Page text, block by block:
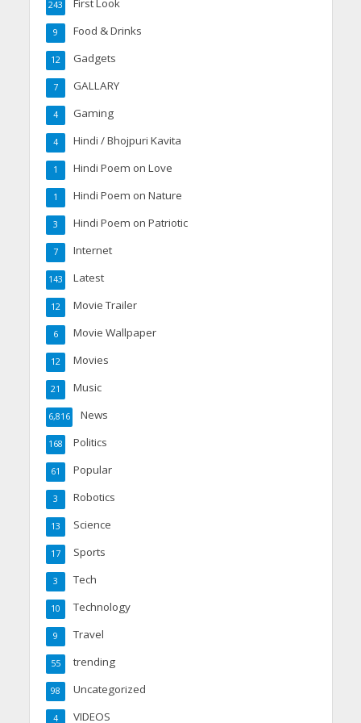
First Look
243
Food & Drinks
9
Gadgets
12
GALLARY
7
Gaming
4
Hindi / Bhojpuri Kavita
4
Hindi Poem on Love
1
Hindi Poem on Nature
1
Hindi Poem on Patriotic
3
Internet
7
Latest
143
Movie Trailer
12
Movie Wallpaper
6
Movies
12
Music
21
News
6,816
Politics
168
Popular
61
Robotics
3
Science
13
Sports
17
Tech
3
Technology
10
Travel
9
trending
55
Uncategorized
98
VIDEOS
4